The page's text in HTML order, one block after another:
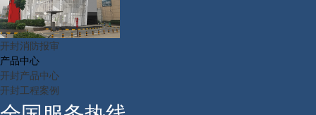
开封消防报审
产品中心
开封产品中心
开封工程案例